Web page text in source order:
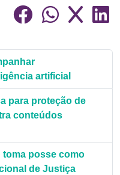
artificial
para proteção de
conteúdos
posse como
de Justiça